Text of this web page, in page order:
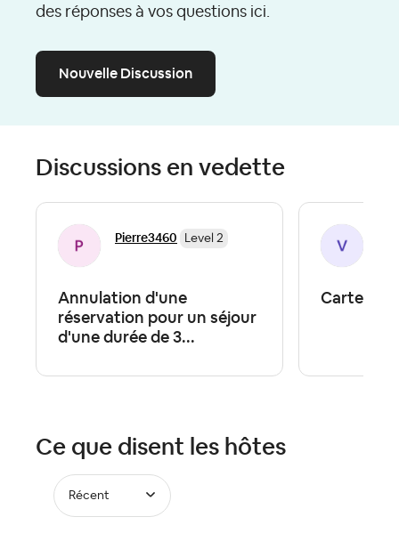
des réponses à vos questions ici.
Nouvelle Discussion
Discussions en vedette
Pierre3460 Level 2
Annulation d'une
réservation pour un séjour
d'une durée de 3...
Carte
Ce que disent les hôtes
Récent